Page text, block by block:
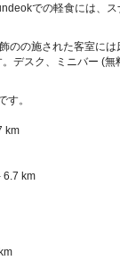
での軽食には、ス
のの施された客室に
デスク、ミニバー (
す。
km
6.7 km